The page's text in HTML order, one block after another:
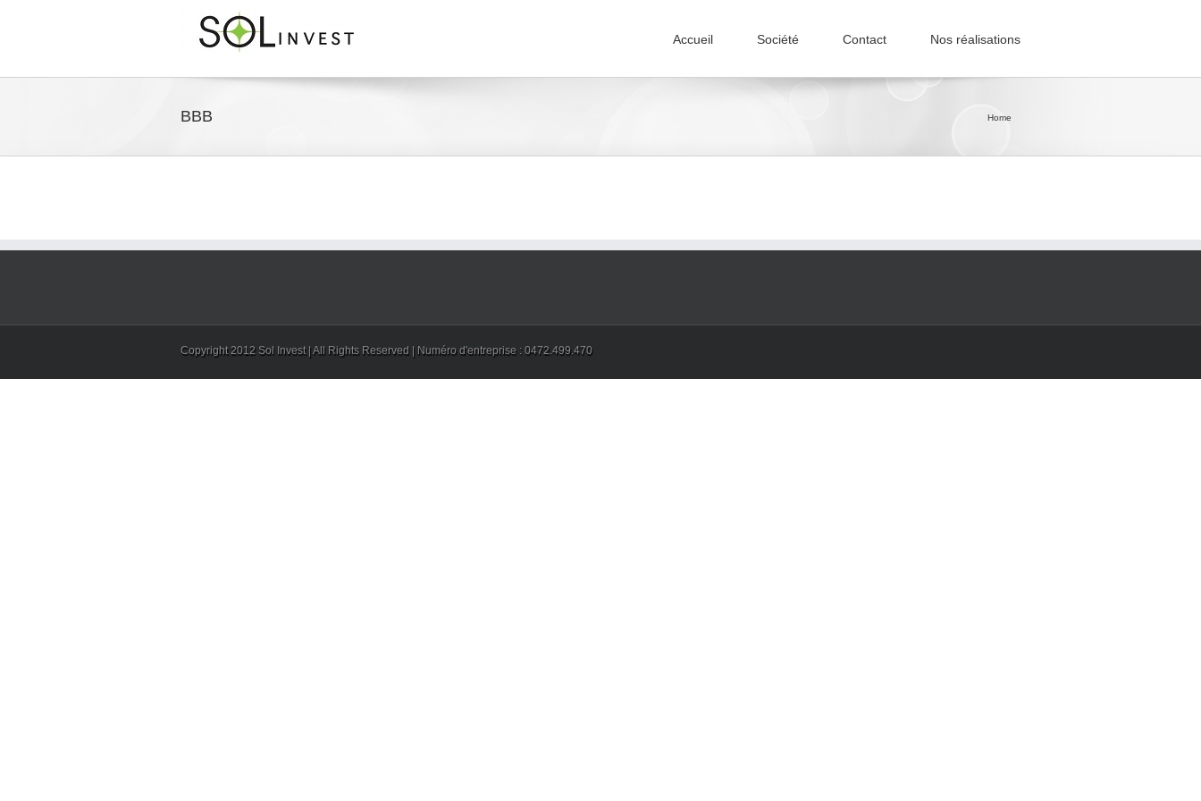
Accueil Société Contact Nos réalisations
BBB Home
Copyright 2012 Sol Invest | All Rights Reserved | Numéro d'entreprise : 0472.499.470